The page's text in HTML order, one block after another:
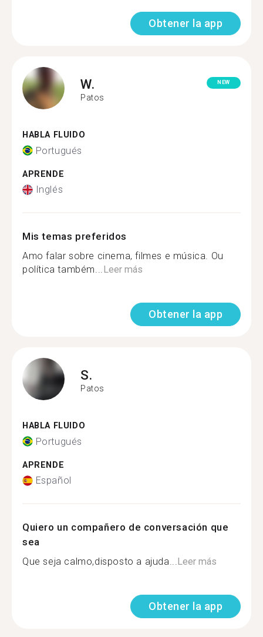
Obtener la app
W.
Patos
NEW
HABLA FLUIDO
Portugués
APRENDE
Inglés
Mis temas preferidos
Amo falar sobre cinema, filmes e música. Ou
política também...Leer más
Obtener la app
S.
Patos
HABLA FLUIDO
Portugués
APRENDE
Español
Quiero un compañero de conversación que
sea
Que seja calmo,disposto a ajuda...Leer más
Obtener la app